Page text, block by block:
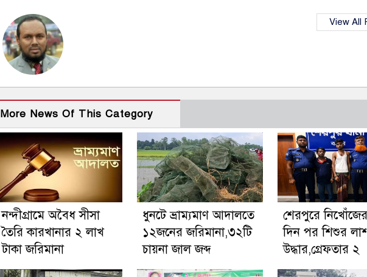
View All
More News Of This Category
নন্দীগ্রামে অবৈধ সীসা
তৈরি কারখানার ২ লাখ
টাকা জরিমানা
ধুনটে ভ্রাম্যমাণ আদালতে
১২জনের জরিমানা,৩২টি
চায়না জাল জব্দ
শেরপুরে
দিন পর শিশুর
উদ্ধার,গ্রেফতার ২